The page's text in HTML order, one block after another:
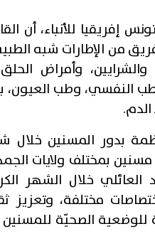
من الإطارات شبه
وأمراض الحلق
النفسي، وطب العيون،
بدور المسنين
طبيّة في 11 دار رعاية مسنين بمختلف
العائلي خلال الشهر
مختلفة، وتعزيز
الصحيّة للمسنين